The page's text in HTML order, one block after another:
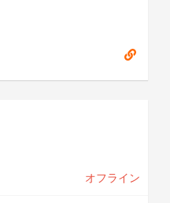
オフライン